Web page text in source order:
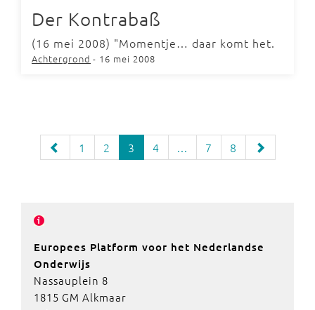
Der Kontrabaß
(16 mei 2008) "Momentje… daar komt het.
Achtergrond - 16 mei 2008
1 2 3 4 ... 7 8
Europees Platform voor het Nederlandse
Onderwijs
Nassauplein 8
1815 GM Alkmaar